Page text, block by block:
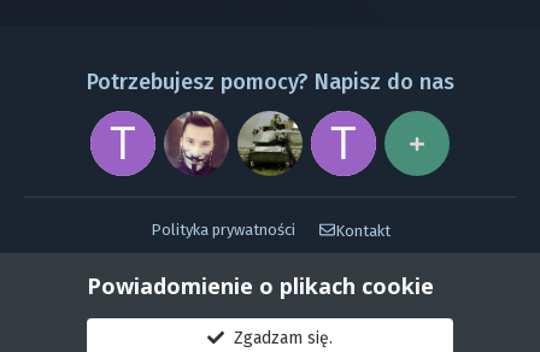
Potrzebujesz pomocy? Napisz do nas
Polityka prywatności
Kontakt
Powered by Invision Community
Powiadomienie o plikach cookie
Zgadzam się.